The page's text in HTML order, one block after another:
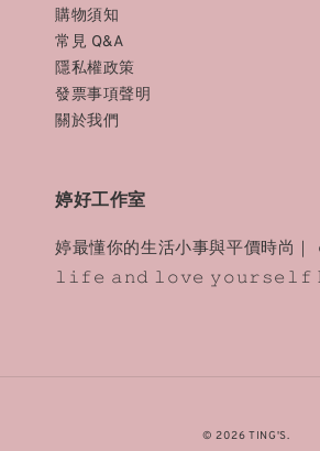
購物須知
常見 Q&A
隱私權政策
發票事項聲明
關於我們
婷好工作室
婷最懂你的生活小事與平價時尚
𝚕𝚒𝚏𝚎 𝚊𝚗𝚍 𝚕𝚘𝚟𝚎 𝚢𝚘𝚞𝚛𝚜𝚎𝚕𝚏
© 2026 TING'S.